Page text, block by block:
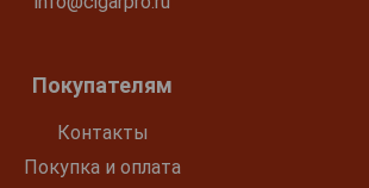
Покупателям
Контакты
Покупка и оплата